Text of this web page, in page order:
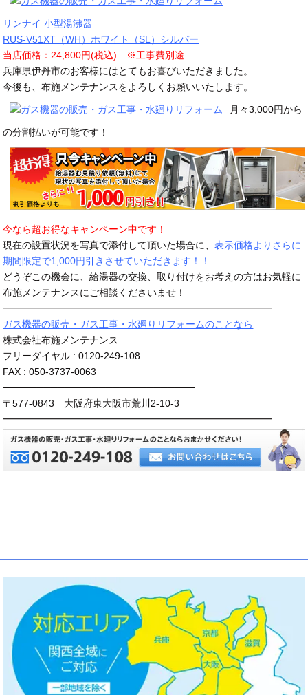
リンナイ 小型湯沸器
RUS-V51XT（WH）ホワイト（SL）シルバー
当店価格：24,800円(税込) ※工事費別途
兵庫県伊丹市のお客様にはとてもお喜びいただきました。
今後も、布施メンテナンスをよろしくお願いいたします。
月々3,000円から
の分割払いが可能です！
今なら超お得なキャンペーン中です！
現在の設置状況を写真で添付して頂いた場合に、表示価格よりさらに
期間限定で1,000円引きさせていただきます！！
どうぞこの機会に、給湯器の交換、取り付けをお考えの方はお気軽に
布施メンテナンスにご相談くださいませ！
━━━━━━━━━━━━━━━━━━━━━━━━━━━━
ガス機器の販売・ガス工事・水廻りリフォームのことなら
株式会社布施メンテナンス
フリーダイヤル : 0120-249-108
FAX : 050-3737-0063
────────────────────────────
〒577-0843 大阪府東大阪市荒川2-10-3
━━━━━━━━━━━━━━━━━━━━━━━━━━━━